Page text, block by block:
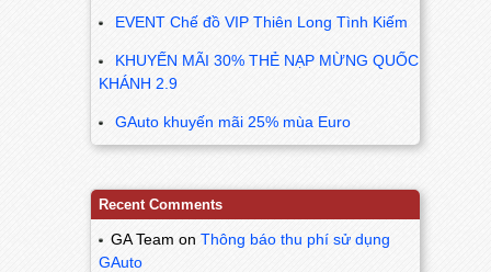
EVENT Chế đồ VIP Thiên Long Tình Kiếm
KHUYẾN MÃI 30% THẺ NẠP MỪNG QUỐC
KHÁNH 2.9
GAuto khuyến mãi 25% mùa Euro
Recent Comments
GA Team on Thông báo thu phí sử dụng
GAuto